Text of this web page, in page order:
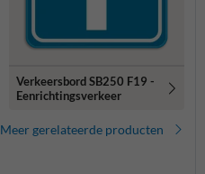
Verkeersbord SB250 F19 -
Eenrichtingsverkeer
Meer gerelateerde producten